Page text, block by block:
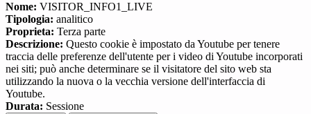
Nome: VISITOR_INFO1_LIVE
Tipologia: analitico
Proprieta: Terza parte
Descrizione: Questo cookie è impostato da Youtube per tenere
traccia delle preferenze dell'utente per i video di Youtube incorporati
nei siti; può anche determinare se il visitatore del sito web sta
utilizzando la nuova o la vecchia versione dell'interfaccia di
Youtube.
Durata: Sessione